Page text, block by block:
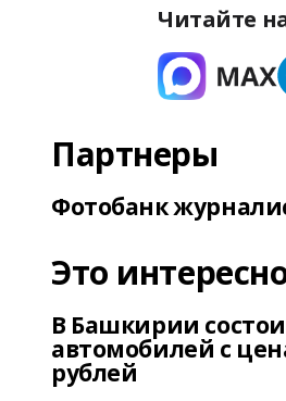
Читайте
Партнеры
Фотобанк
Это
В Башкирии
автомобилей с
рублей